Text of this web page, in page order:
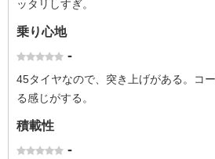
ッタリしすぎ。
乗り心地
-
45タイヤなので、突き上げがある。コ
る感じがする。
積載性
-